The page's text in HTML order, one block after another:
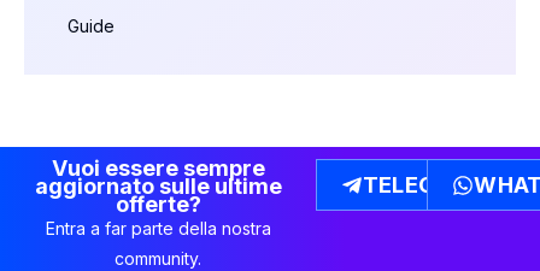
Guide
Vuoi essere sempre
aggiornato sulle ultime
offerte?
Entra a far parte della nostra
community.
TELEGRAM